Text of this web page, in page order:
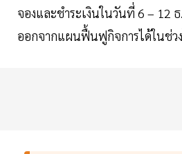
จองและชำระเงินในวันที่ 6 – 12
ออกจากแผนฟื้นฟูกิจการได้ในช่ว